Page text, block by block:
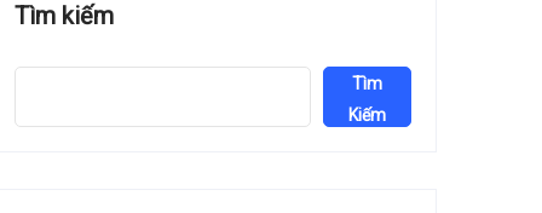
Tìm kiếm
Tìm
Kiếm